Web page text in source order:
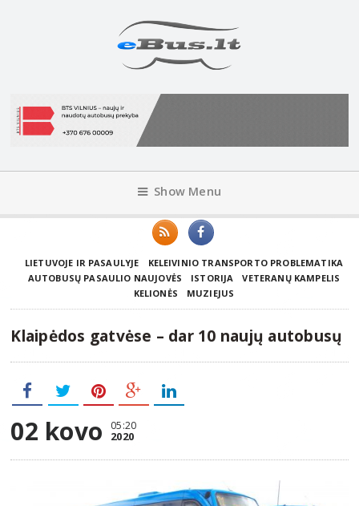
Show Menu
LIETUVOJE IR PASAULYJE
KELEIVINIO TRANSPORTO PROBLEMATIKA
AUTOBUSŲ PASAULIO NAUJOVĖS
ISTORIJA
VETERANŲ KAMPELIS
KELIONĖS
MUZIEJUS
Klaipėdos gatvėse – dar 10 naujų autobusų
02 kovo 05:20
2020